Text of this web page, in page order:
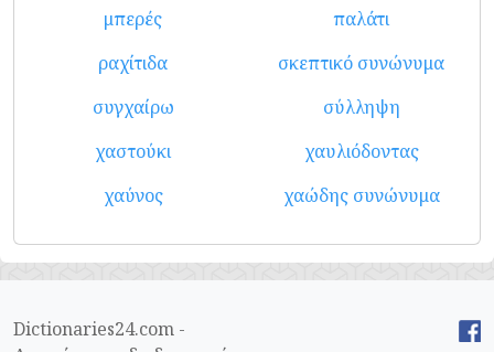
μπερές
παλάτι
ραχίτιδα
σκεπτικό συνώνυμα
συγχαίρω
σύλληψη
χαστούκι
χαυλιόδοντας
χαύνος
χαώδης συνώνυμα
Dictionaries24.com -